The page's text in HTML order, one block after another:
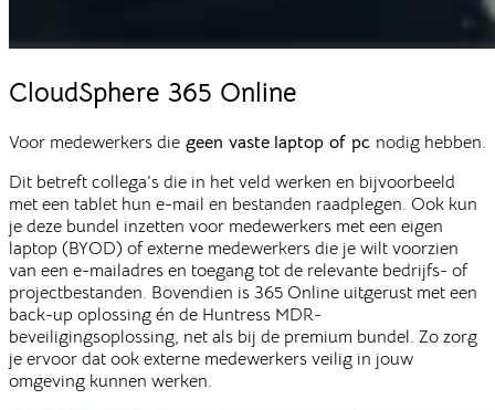
CloudSphere 365 Online
Voor medewerkers die geen vaste laptop of pc nodig hebben.
Dit betreft collega’s die in het veld werken en bijvoorbeeld
met een tablet hun e-mail en bestanden raadplegen. Ook kun
je deze bundel inzetten voor medewerkers met een eigen
laptop (BYOD) of externe medewerkers die je wilt voorzien
van een e-mailadres en toegang tot de relevante bedrijfs- of
projectbestanden. Bovendien is 365 Online uitgerust met een
back-up oplossing én de Huntress MDR-
beveiligingsoplossing, net als bij de premium bundel. Zo zorg
je ervoor dat ook externe medewerkers veilig in jouw
omgeving kunnen werken.